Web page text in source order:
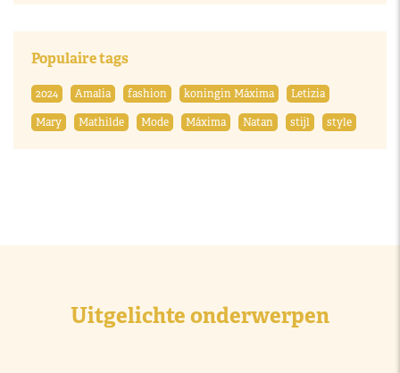
Populaire tags
2024 Amalia fashion koningin Máxima
Letizia
Mary
Mathilde Mode Máxima Natan stijl style
Uitgelichte onderwerpen